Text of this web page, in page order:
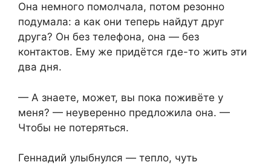
Она немного помолчала, потом резонно
подумала: а как они теперь найдут друг
друга? Он без телефона, она — без
контактов. Ему же придётся где-то жить эти
два дня.
— А знаете, может, вы пока поживёте у
меня? — неуверенно предложила она. —
Чтобы не потеряться.
Геннадий улыбнулся — тепло, чуть